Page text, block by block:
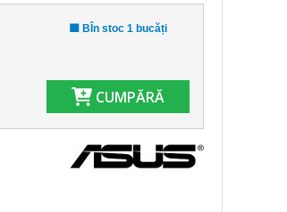
🟩 BÎn stoc 1 bucăți
CUMPĂRĂ